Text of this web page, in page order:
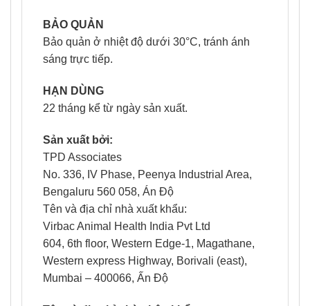
BẢO QUẢN
Bảo quản ở nhiệt độ dưới 30°C, tránh ánh
sáng trực tiếp.
HẠN DÙNG
22 tháng kể từ ngày sản xuất.
Sản xuất bởi:
TPD Associates
No. 336, IV Phase, Peenya Industrial Area,
Bengaluru 560 058, Án Độ
Tên và địa chỉ nhà xuất khẩu:
Virbac Animal Health India Pvt Ltd
604, 6th floor, Western Edge-1, Magathane,
Western express Highway, Borivali (east),
Mumbai – 400066, Ấn Độ